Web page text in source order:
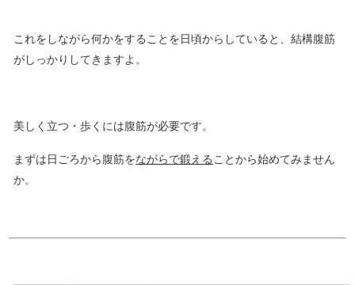
これをしながら何かをすることを日頃からしていると、結構腹筋
がしっかりしてきますよ。
美しく立つ・歩くには腹筋が必要です。
まずは日ごろから腹筋をながらで鍛えることから始めてみません
か。